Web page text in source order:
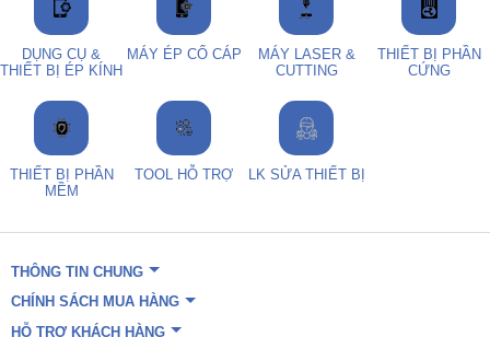
DỤNG CỤ &
THIẾT BỊ ÉP KÍNH
MÁY ÉP CỔ CÁP
MÁY LASER &
CUTTING
THIẾT BỊ PHẦN
CỨNG
THIẾT BỊ PHẦN
MỀM
TOOL HỖ TRỢ LK SỬA THIẾT BỊ
THÔNG TIN CHUNG
CHÍNH SÁCH MUA HÀNG
HỖ TRỢ KHÁCH HÀNG